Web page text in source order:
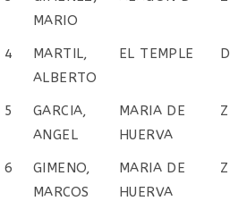
MARIO
4
MARTIL,
ALBERTO
EL TEMPLE D
5
GARCIA,
ANGEL
MARIA DE
HUERVA
Z
6
GIMENO,
MARCOS
MARIA DE
HUERVA
Z